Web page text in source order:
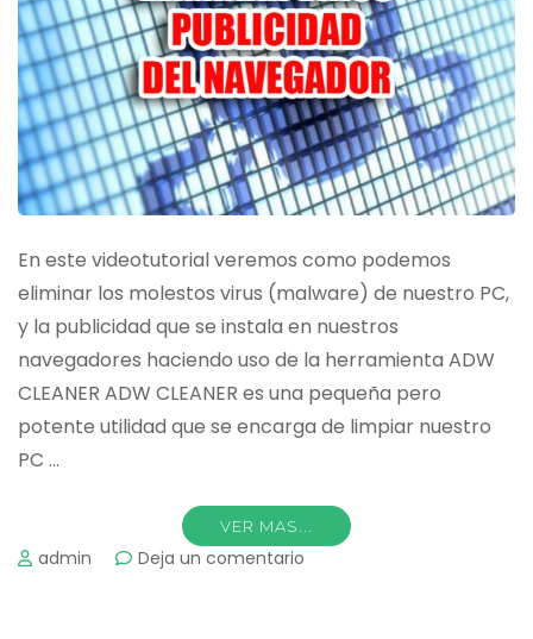
En este videotutorial veremos como podemos
eliminar los molestos virus (malware) de nuestro PC,
y la publicidad que se instala en nuestros
navegadores haciendo uso de la herramienta ADW
CLEANER ADW CLEANER es una pequeña pero
potente utilidad que se encarga de limpiar nuestro
PC …
VER MAS...
admin Deja un comentario